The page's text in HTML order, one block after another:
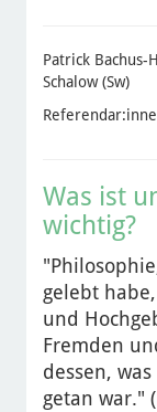
Patrick Bachus-
Schalow (Sw)
Was ist
wichtig?
gelebt
und
Fremden
dessen,
getan war."